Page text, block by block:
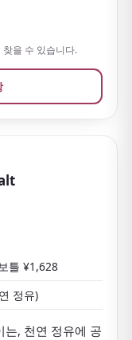
싶은 밤에 안성맞
, 50g 소포장부터
장 타입은 간편하고
는 기념품」을 찾
을 수 있습니다.
틀 ¥1,628
정유)
, 천연 정유에 공